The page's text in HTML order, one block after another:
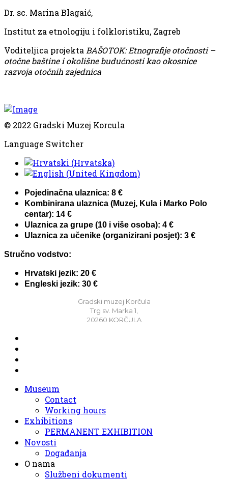
Dr. sc. Marina Blagaić,
Institut za etnologiju i folkloristiku, Zagreb
Voditeljica projektaBAŠOTOK: Etnografije otočnosti –
otočne baštine i okolišne budućnosti kao okosnice
razvoja otočnih zajednica
© 2022 Gradski Muzej Korcula
Language Switcher
Pojedinačna ulaznica: 8 €
Kombinirana ulaznica (Muzej, Kula i Marko Polo
centar): 14 €
Ulaznica za grupe (10 i više osoba): 4 €
Ulaznica za učenike (organizirani posjet): 3 €
Stručno vodstvo:
Hrvatski jezik: 20 €
Engleski jezik: 30 €
Gradski muzej Korčula
Trg sv. Marka 1,
20260 KORČULA
Museum
Contact
Working hours
Exhibitions
PERMANENT EXHIBITION
Novosti
Događanja
O nama
Službeni dokumenti